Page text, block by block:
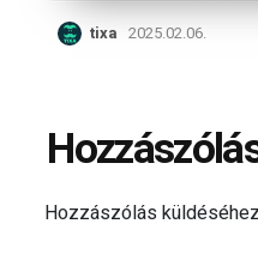
tixa 2025.02.06.
Hozzászólás